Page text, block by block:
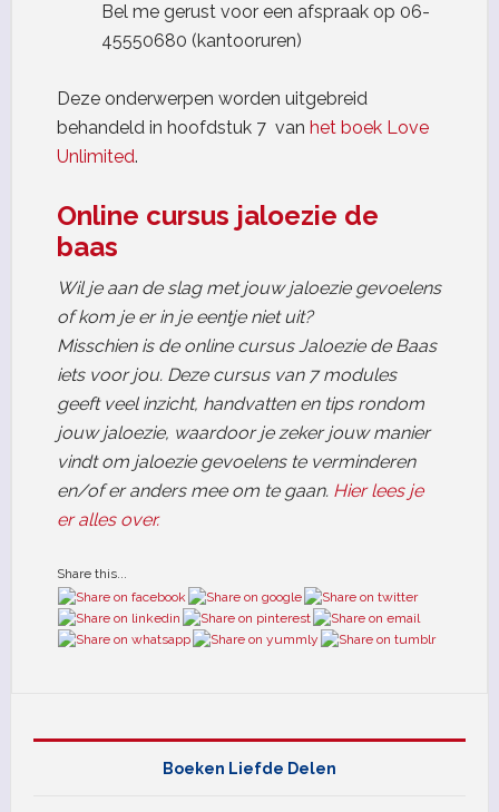
Bel me gerust voor een afspraak op 06-
45550680 (kantooruren)
Deze onderwerpen worden uitgebreid
behandeld in hoofdstuk 7 van het boek Love
Unlimited.
Online cursus jaloezie de
baas
Wil je aan de slag met jouw jaloezie gevoelens
of kom je er in je eentje niet uit?
Misschien is de online cursus Jaloezie de Baas
iets voor jou. Deze cursus van 7 modules
geeft veel inzicht, handvatten en tips rondom
jouw jaloezie, waardoor je zeker jouw manier
vindt om jaloezie gevoelens te verminderen
en/of er anders mee om te gaan. Hier lees je
er alles over.
Share this...
Boeken Liefde Delen